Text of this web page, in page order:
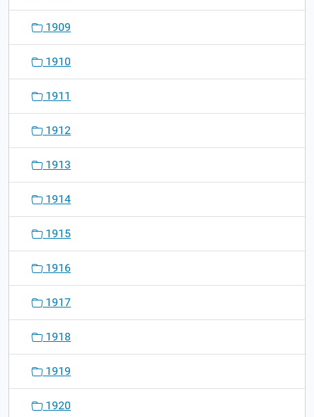
1909
1910
1911
1912
1913
1914
1915
1916
1917
1918
1919
1920